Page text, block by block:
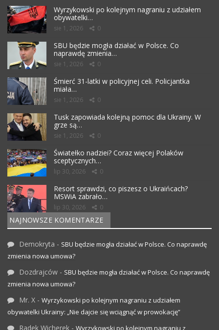
Wyrzykowski po kolejnym nagraniu z udziałem
obywatelki…
sie 1, 2026 0
SBU będzie mogła działać w Polsce. Co
naprawdę zmienia…
sie 1, 2026 0
Śmierć 31-latki w policyjnej celi. Policjantka
miała…
sie 1, 2026 0
Tusk zapowiada kolejną pomoc dla Ukrainy. W
grze są…
sie 1, 2026 0
Światełko nadziei? Coraz więcej Polaków
sceptycznych…
lip 30, 2026 0
Resort sprawdzi, co piszesz o Ukraińcach?
MSWiA zabrało…
lip 30, 2026 0
NAJNOWSZE KOMENTARZE
Demokryta - SBU będzie mogła działać w Polsce. Co naprawdę
zmienia nowa umowa?
Dozdrajców - SBU będzie mogła działać w Polsce. Co naprawdę
zmienia nowa umowa?
Mr. X - Wyrzykowski po kolejnym nagraniu z udziałem
obywatelki Ukrainy: „Nie dajcie się wciągnąć w prowokację”
Radek Wicherek - Wyrzykowski po kolejnym nagraniu z